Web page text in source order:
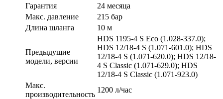
Гарантия
24 месяца
Макс. давление
215 бар
Длина шланга
10 м
Предыдущие
модели, версии
HDS 1195-4 S Eco (1.028-337.0);
HDS 12/18-4 S (1.071-601.0); HDS
12/18-4 S (1.071-620.0); HDS 12/18-
4 S Classic (1.071-629.0); HDS
12/18-4 S Classic (1.071-923.0)
Макс.
производительность
1200 л/час